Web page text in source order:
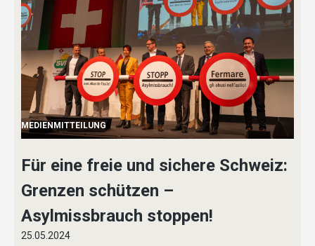
MEDIENMITTEILUNG
Für eine freie und sichere Schweiz:
Grenzen schützen –
Asylmissbrauch stoppen!
25.05.2024